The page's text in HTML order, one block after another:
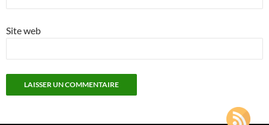
Site web